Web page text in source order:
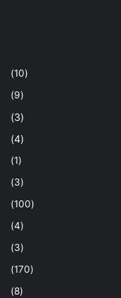
(10)
(9)
(3)
(4)
(1)
(3)
(100)
(4)
(3)
(170)
(8)